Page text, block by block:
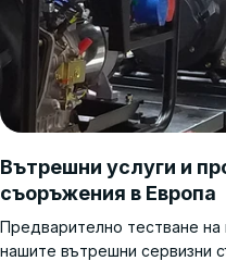
Вътрешни услуги и
съоръжения в Европа
Предварително тестване
нашите вътрешни сервизни